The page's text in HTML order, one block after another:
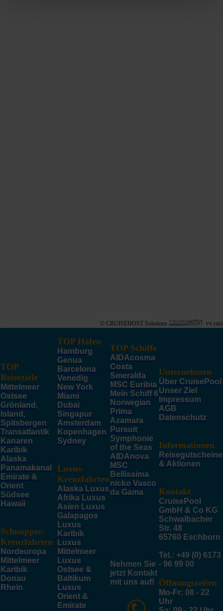
© CRUISEHOST Solutions V4.1663
TOP
Reiseziele
Mittelmeer
Ostsee
Grönland,
Island,
Spitsbergen
Transatlantik
Kanaren
Karibik
Alaska
Panamakanal
Emirate &
Orient
Südsee
Hawaii
Schnupper-
Kreuzfahrten
Nordeuropa
Mittelmeer
Karibik
Donau
Rhein
TOP Häfen
Hamburg
Genua
Barcelona
Venedig
New York
Miami
Dubai
Singapur
Amsterdam
Kopenhagen
Sydney
Luxus-
Kreuzfahrten
Alaska Luxus
Afrika Luxus
Asien Luxus
Galapagos
Luxus
Karibik
Luxus
Mittelmeer
Luxus
Ostsee &
Baltikum
Luxus
Orient &
Emirate
TOP Schiffe
AIDAcosma
Costa
Smeralda
MSC Euribia
Mein Schiff 6
Norwegian
Prima
Azamara
Pursuit
Symphonie
of the Seas
AIDAnova
MSC
Bellissima
nicko Vasco
da Gama
Nehmen Sie
jetzt Kontakt
mit uns auf!
Unternehmen
Über CruisePool
Unser Ziel
Impressum
AGB
Datenschutz
Informationen
Reisegutscheine
& Aktionen
Kontakt
CruisePool
GmbH & Co KG
Schwalbacher
Str. 48
65760 Eschborn
Tel.: +49 (0) 6173
- 96 99 00
Öffnungszeiten
Mo-Fr: 08 - 22
Uhr